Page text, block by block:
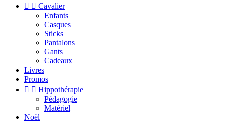
  Cavalier
Enfants
Casques
Sticks
Pantalons
Gants
Cadeaux
Livres
Promos
  Hippothérapie
Pédagogie
Matériel
Noël